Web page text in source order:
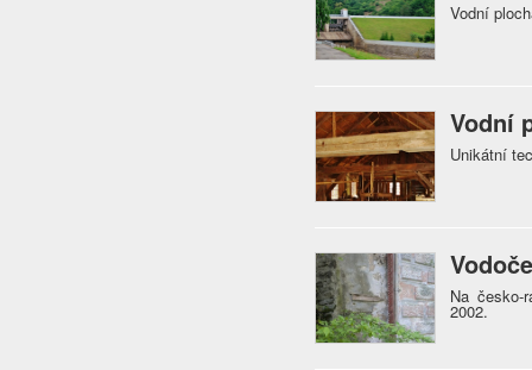
Vodní
Vodní
Unikátní
Na česko-
2002.